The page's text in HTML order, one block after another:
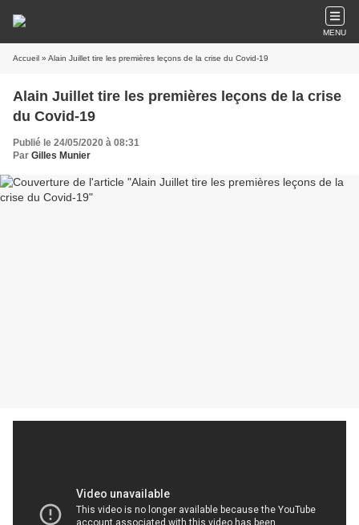
MENU
Accueil » Alain Juillet tire les premières leçons de la crise du Covid-19
Alain Juillet tire les premières leçons de la crise
du Covid-19
Publié le 24/05/2020 à 08:31
Par Gilles Munier